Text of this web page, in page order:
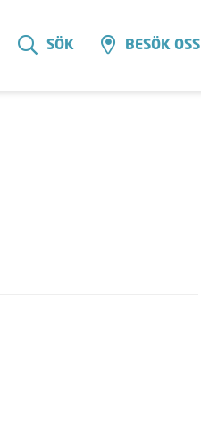
SÖK BESÖK OSS